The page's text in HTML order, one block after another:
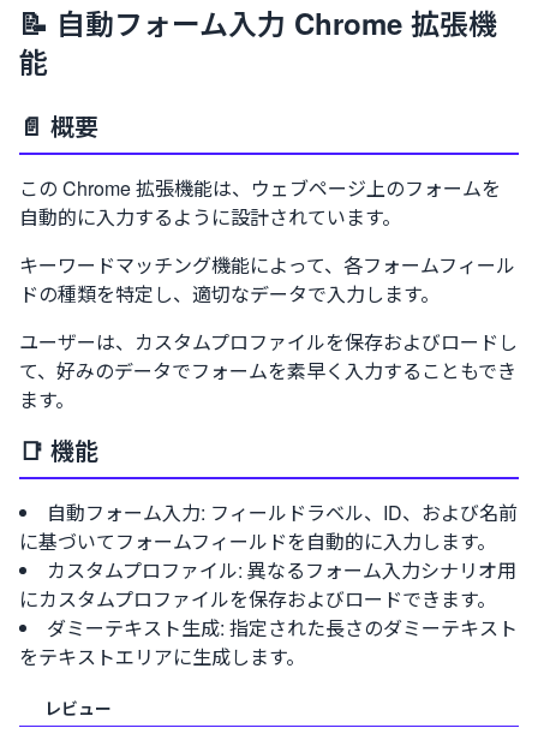
案件概要
📝 自動フォーム入力 Chrome 拡張機
能
📄 概要
この Chrome 拡張機能は、ウェブページ上のフォームを
自動的に入力するように設計されています。
キーワードマッチング機能によって、各フォームフィール
ドの種類を特定し、適切なデータで入力します。
ユーザーは、カスタムプロファイルを保存およびロードし
て、好みのデータでフォームを素早く入力することもでき
ます。
📑 機能
自動フォーム入力: フィールドラベル、ID、および名前
に基づいてフォームフィールドを自動的に入力します。
カスタムプロファイル: 異なるフォーム入力シナリオ用
にカスタムプロファイルを保存およびロードできます。
ダミーテキスト生成: 指定された長さのダミーテキスト
をテキストエリアに生成します。
レビュー